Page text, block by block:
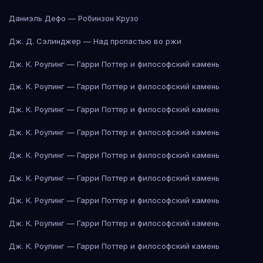
Даниэль Дефо — Робинзон Крузо
Дж. Д. Сэлинджер — Над пропастью во ржи
Дж. К. Роулинг — Гарри Поттер и философский камень
Дж. К. Роулинг — Гарри Поттер и философский камень
Дж. К. Роулинг — Гарри Поттер и философский камень
Дж. К. Роулинг — Гарри Поттер и философский камень
Дж. К. Роулинг — Гарри Поттер и философский камень
Дж. К. Роулинг — Гарри Поттер и философский камень
Дж. К. Роулинг — Гарри Поттер и философский камень
Дж. К. Роулинг — Гарри Поттер и философский камень
Дж. К. Роулинг — Гарри Поттер и философский камень